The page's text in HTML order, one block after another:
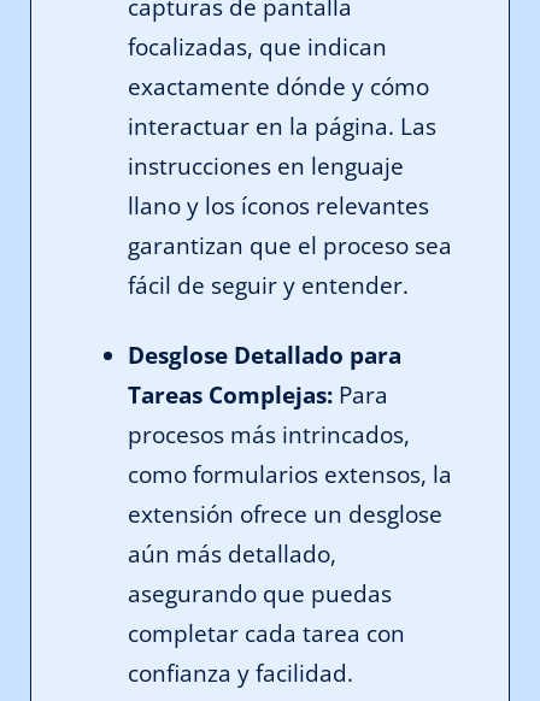
capturas de pantalla
focalizadas, que indican
exactamente dónde y cómo
interactuar en la página. Las
instrucciones en lenguaje
llano y los íconos relevantes
garantizan que el proceso sea
fácil de seguir y entender.
Desglose Detallado para
Tareas Complejas: Para
procesos más intrincados,
como formularios extensos, la
extensión ofrece un desglose
aún más detallado,
asegurando que puedas
completar cada tarea con
confianza y facilidad.